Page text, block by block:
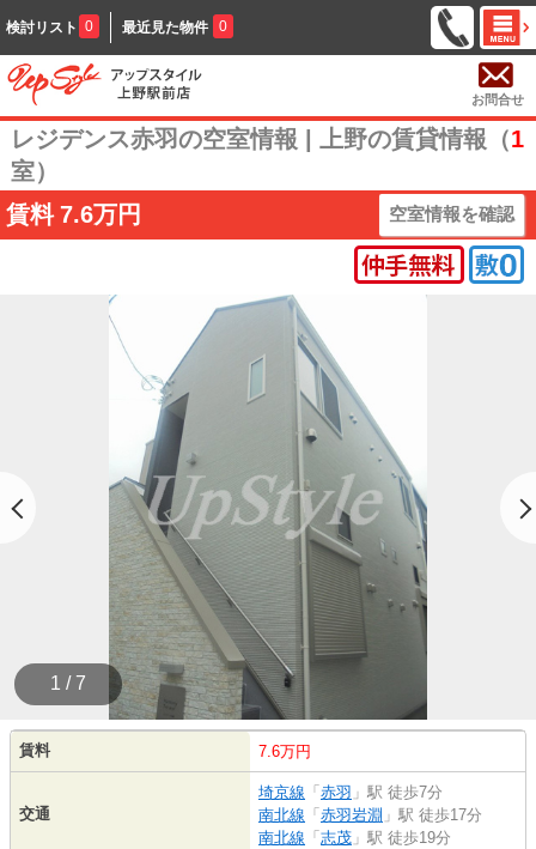
検討リスト 0 最近見た物件 0
お問合せ
レジデンス赤羽の空室情報 | 上野の賃貸情報（1
室）
賃料 7.6万円 空室情報を確認
1 / 7
賃料 7.6万円
交通
埼京線 「 赤羽 」駅 徒歩7分
南北線 「 赤羽岩淵 」駅 徒歩17分
南北線 「 志茂 」駅 徒歩19分